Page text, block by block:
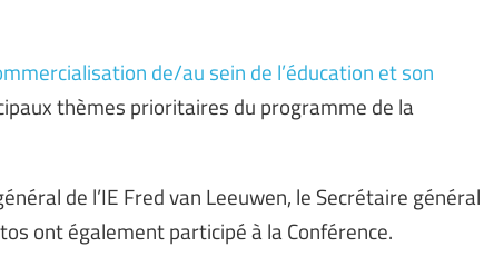
de/au sein de l’éducation et son
thèmes prioritaires du programme de la
de l’IE Fred van Leeuwen, le Secrétaire général
ont également participé à la Conférence.